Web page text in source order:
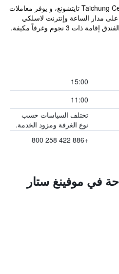
يقع هذا الفندق في Taichung Central District تايتشونغ، و يوفر معاملات
على مدار الساعة وإنترنت لاسلكي
3 نجوم وغرفاً مكيفة.
15:00
11:00
تختلف السياسات حسب
نوع الغرفة ومزود الخدمة.
+886 422 258 800
في موفينغ ستار